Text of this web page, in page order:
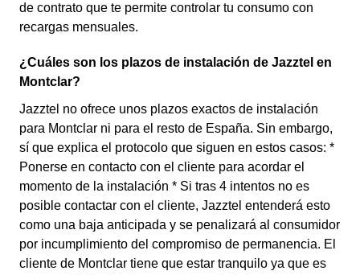
de contrato que te permite controlar tu consumo con
recargas mensuales.
¿Cuáles son los plazos de instalación de Jazztel en
Montclar?
Jazztel no ofrece unos plazos exactos de instalación
para Montclar ni para el resto de España. Sin embargo,
sí que explica el protocolo que siguen en estos casos: *
Ponerse en contacto con el cliente para acordar el
momento de la instalación * Si tras 4 intentos no es
posible contactar con el cliente, Jazztel entenderá esto
como una baja anticipada y se penalizará al consumidor
por incumplimiento del compromiso de permanencia. El
cliente de Montclar tiene que estar tranquilo ya que es